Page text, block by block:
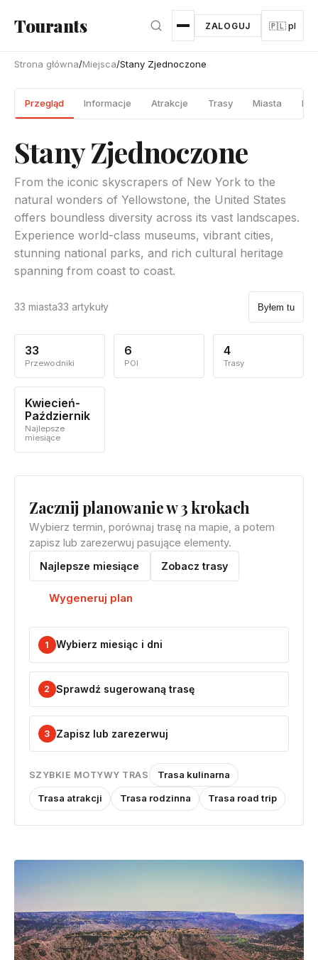
Tourants ZALOGUJ 🇵🇱 pl
Strona główna/Miejsca/Stany Zjednoczone
Przegląd Informacje Atrakcje Trasy Miasta
Stany Zjednoczone
From the iconic skyscrapers of New York to the
natural wonders of Yellowstone, the United States
offers boundless diversity across its vast landscapes.
Experience world-class museums, vibrant cities,
stunning national parks, and rich cultural heritage
spanning from coast to coast.
33 miasta33 artykuły Byłem tu
33
Przewodniki
6
POI
4
Trasy
Kwiecień-
Październik
Najlepsze
miesiące
Zacznij planowanie w 3 krokach
Wybierz termin, porównaj trasę na mapie, a potem
zapisz lub zarezerwuj pasujące elementy.
Najlepsze miesiące Zobacz trasy
Wygeneruj plan
1 Wybierz miesiąc i dni
2 Sprawdź sugerowaną trasę
3 Zapisz lub zarezerwuj
SZYBKIE MOTYWY TRAS Trasa kulinarna
Trasa atrakcji Trasa rodzinna Trasa road trip